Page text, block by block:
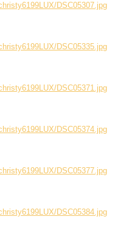
DSC05307.jpg
DSC05335.jpg
DSC05371.jpg
DSC05374.jpg
DSC05377.jpg
DSC05384.jpg